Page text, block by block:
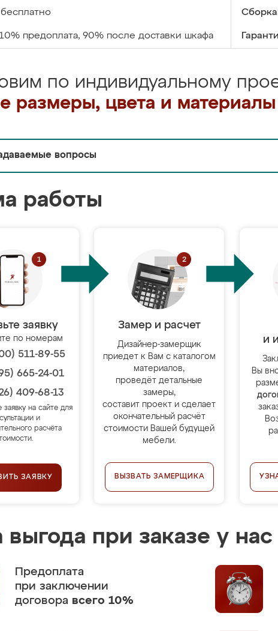
бесплатно
предоплата, 90% после доставки шкафа
по индивидуальному
размеры, цвета и материалы
вопросы
работы
заявку
по номерам
511-89-55
665-24-01
409-68-13
заявку на сайте для
и
расчёта
ЗАЯВКУ
Замер и расчет
Дизайнер-замерщик
приедет к Вам с каталогом
материалов,
проведёт детальные
замеры,
составит проект и сделает
окончательный расчёт
стоимости Вашей будущей
мебели.
ВЫЗВАТЬ ЗАМЕРЩИКА
и
Вы
выгода при заказе у нас
Предоплата
при заключении
договора всего 10%